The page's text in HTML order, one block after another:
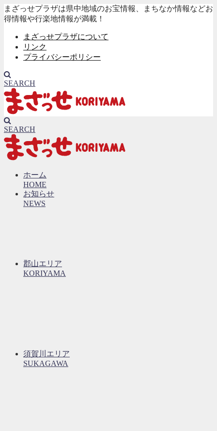
まざっせプラザは県中地域のお宝情報、まちなか情報などお
得情報や行楽地情報が満載！
まざっせプラザについて
リンク
プライバシーポリシー
SEARCH
SEARCH
ホーム
HOME
お知らせ
NEWS
郡山エリア
KORIYAMA
須賀川エリア
SUKAGAWA